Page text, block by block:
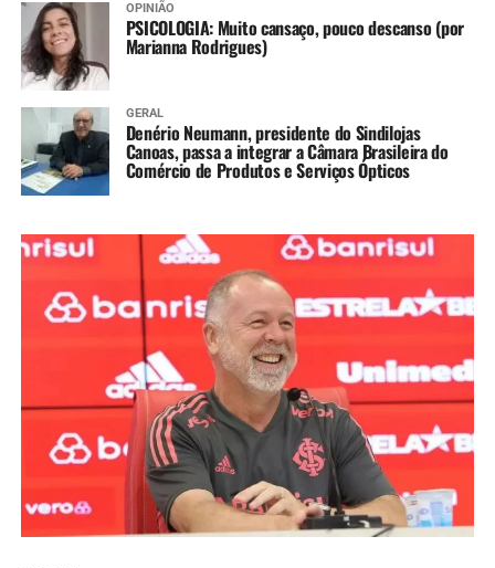
OPINIÃO
PSICOLOGIA: Muito cansaço, pouco descanso (por
Marianna Rodrigues)
GERAL
Denério Neumann, presidente do Sindilojas
Canoas, passa a integrar a Câmara Brasileira do
Comércio de Produtos e Serviços Ópticos